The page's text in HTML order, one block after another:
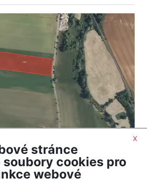
/ pole / 25197 m2
nemovitost) Cena
x
stránce
cookies pro
webové